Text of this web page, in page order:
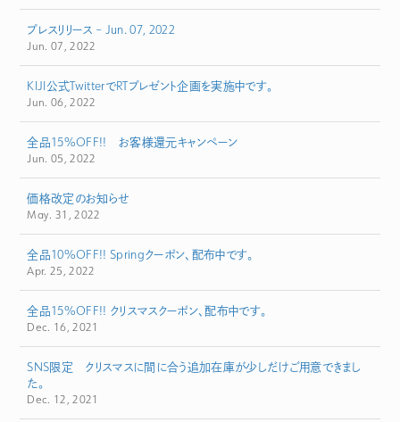
プレスリリース – Jun. 07, 2022
Jun. 07, 2022
KIJI公式TwitterでRTプレゼント企画を実施中です。
Jun. 06, 2022
全品15%OFF!! お客様還元キャンペーン
Jun. 05, 2022
価格改定のお知らせ
May. 31, 2022
全品10%OFF!! Springクーポン、配布中です。
Apr. 25, 2022
全品15%OFF!! クリスマスクーポン、配布中です。
Dec. 16, 2021
SNS限定 クリスマスに間に合う追加在庫が少しだけご用意できまし
た。
Dec. 12, 2021